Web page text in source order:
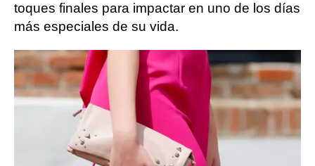
toques finales para impactar en uno de los días
más especiales de su vida.